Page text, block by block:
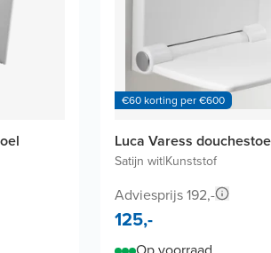
€60 korting per €600
Luca Varess
Satijn wit|Kunststof
Adviesprijs 192,-
125,-